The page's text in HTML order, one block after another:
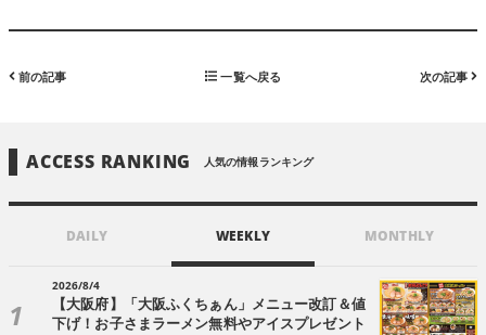
前の記事 一覧へ戻る 次の記事
ACCESS RANKING 人気の情報ランキング
DAILY WEEKLY MONTHLY
2026/8/4
【大阪府】「大阪ふくちぁん」メニュー改訂＆値
下げ！お子さまラーメン無料やアイスプレゼント